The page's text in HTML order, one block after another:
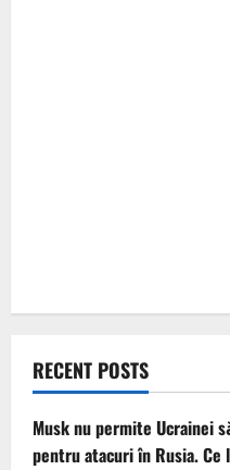
RECENT POSTS
Musk nu permite Ucrainei
pentru atacuri în Rusia.